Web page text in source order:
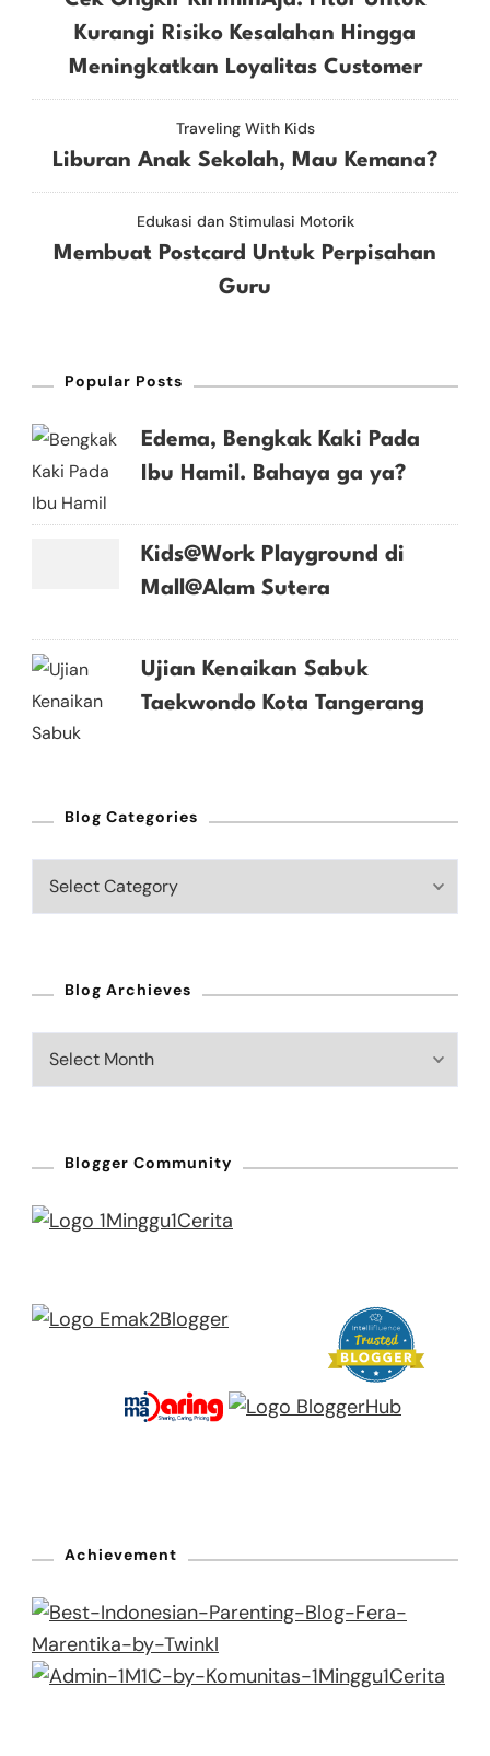
Kurangi Risiko Kesalahan Hingga
Meningkatkan Loyalitas Customer
Traveling With Kids
Liburan Anak Sekolah, Mau Kemana?
Edukasi dan Stimulasi Motorik
Membuat Postcard Untuk Perpisahan
Guru
Popular Posts
Edema, Bengkak Kaki Pada
Ibu Hamil. Bahaya ga ya?
Kids@Work Playground di
Mall@Alam Sutera
Ujian Kenaikan Sabuk
Taekwondo Kota Tangerang
Blog Categories
Blog
Blog Archieves
Blog
Blogger Community
Achievement